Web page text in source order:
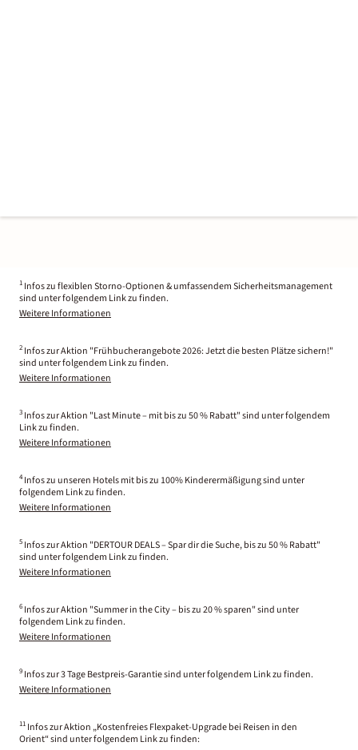
1 Infos zu flexiblen Storno-Optionen & umfassendem Sicherheitsmanagement
sind unter folgendem Link zu finden.
Weitere Informationen
2 Infos zur Aktion "Frühbucherangebote 2026: Jetzt die besten Plätze sichern!"
sind unter folgendem Link zu finden.
Weitere Informationen
3 Infos zur Aktion "Last Minute – mit bis zu 50 % Rabatt" sind unter folgendem
Link zu finden.
Weitere Informationen
4 Infos zu unseren Hotels mit bis zu 100% Kinderermäßigung sind unter
folgendem Link zu finden.
Weitere Informationen
5 Infos zur Aktion "DERTOUR DEALS – Spar dir die Suche, bis zu 50 % Rabatt"
sind unter folgendem Link zu finden.
Weitere Informationen
6 Infos zur Aktion "Summer in the City – bis zu 20 % sparen" sind unter
folgendem Link zu finden.
Weitere Informationen
9 Infos zur 3 Tage Bestpreis-Garantie sind unter folgendem Link zu finden.
Weitere Informationen
11 Infos zur Aktion „Kostenfreies Flexpaket-Upgrade bei Reisen in den
Orient“ sind unter folgendem Link zu finden: